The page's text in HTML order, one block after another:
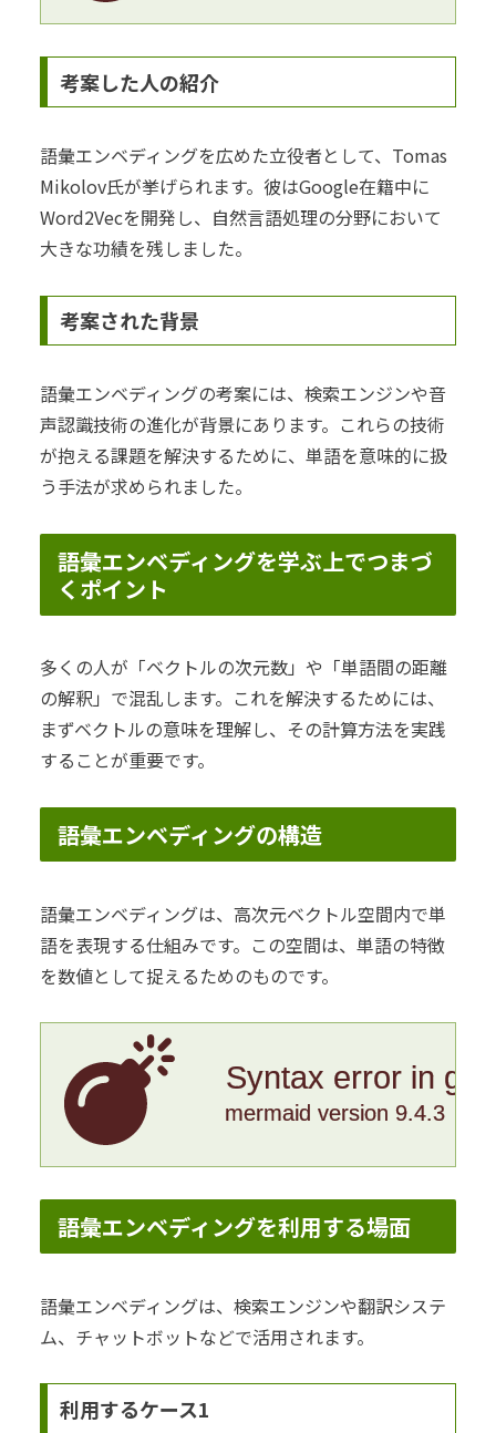
考案した人の紹介
語彙エンベディングを広めた立役者として、Tomas
Mikolov氏が挙げられます。彼はGoogle在籍中に
Word2Vecを開発し、自然言語処理の分野において
大きな功績を残しました。
考案された背景
語彙エンベディングの考案には、検索エンジンや音
声認識技術の進化が背景にあります。これらの技術
が抱える課題を解決するために、単語を意味的に扱
う手法が求められました。
語彙エンベディングを学ぶ上でつまづ
くポイント
多くの人が「ベクトルの次元数」や「単語間の距離
の解釈」で混乱します。これを解決するためには、
まずベクトルの意味を理解し、その計算方法を実践
することが重要です。
語彙エンベディングの構造
語彙エンベディングは、高次元ベクトル空間内で単
語を表現する仕組みです。この空間は、単語の特徴
を数値として捉えるためのものです。
Syntax error in
mermaid version 9.4.3
語彙エンベディングを利用する場面
語彙エンベディングは、検索エンジンや翻訳システ
ム、チャットボットなどで活用されます。
利用するケース1